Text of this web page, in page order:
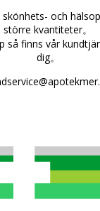
och
större kvantiteter。
så finns vår
dig。